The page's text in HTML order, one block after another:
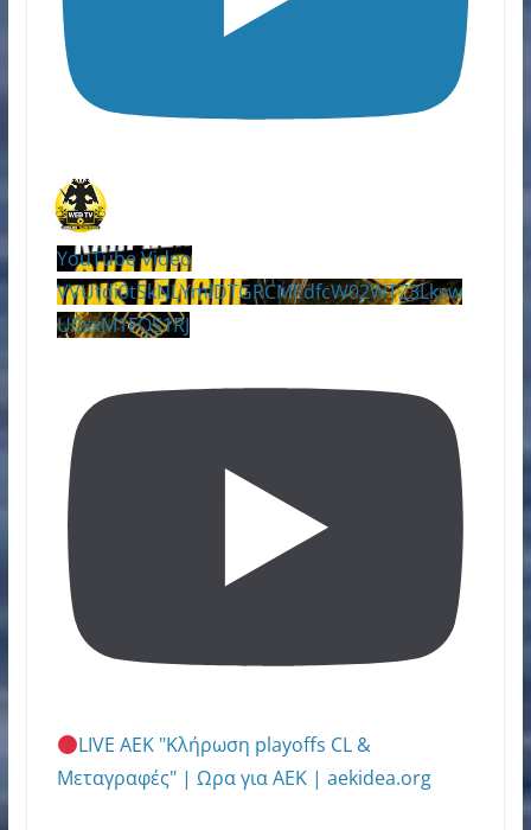
YouTube Video
VVUtdi0tSkNLYmlDTGRCMEdfcW02WTZ3Lksw
U0xxM1FQS1RJ
LIVE ΑΕΚ "Κλήρωση playoffs CL &
Μεταγραφές" | Ωρα για ΑΕΚ | aekidea.org